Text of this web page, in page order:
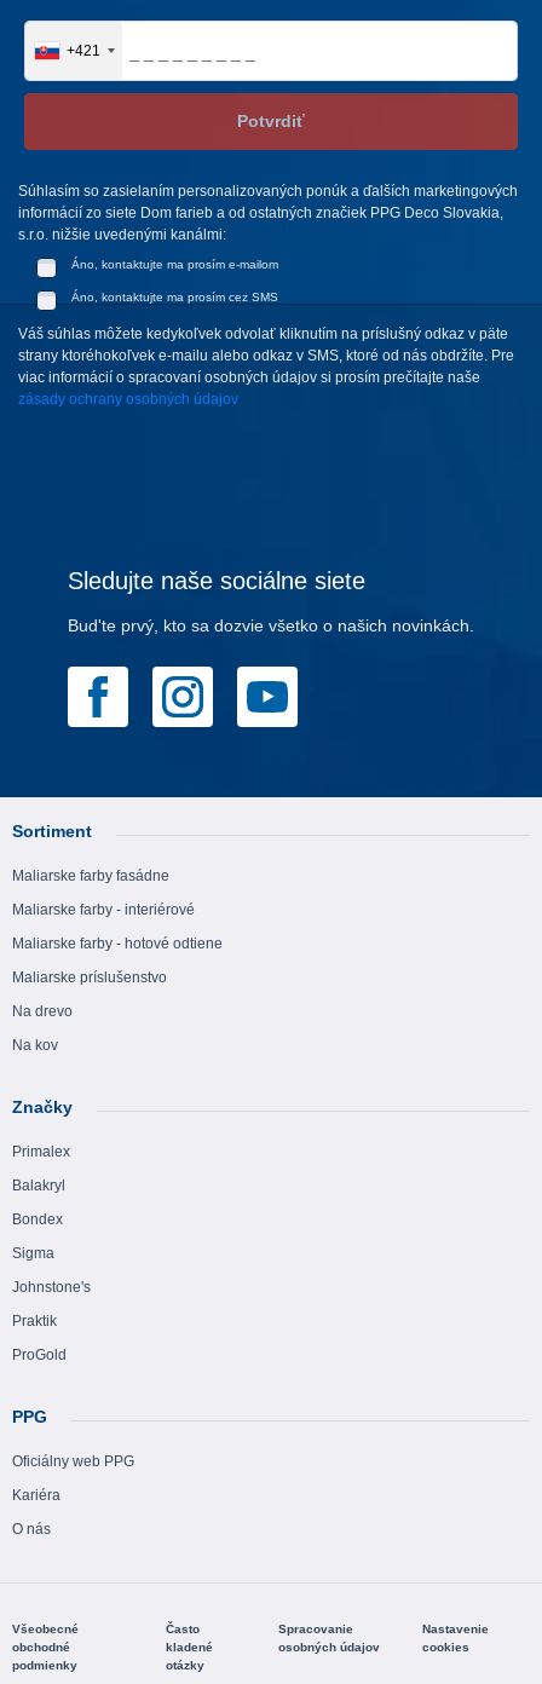
+421
Potvrdiť
Súhlasím so zasielaním personalizovaných ponúk a ďalších marketingových
informácií zo siete Dom farieb a od ostatných značiek PPG Deco Slovakia,
s.r.o. nižšie uvedenými kanálmi:
Áno, kontaktujte ma prosím e-mailom
Áno, kontaktujte ma prosím cez SMS
Váš súhlas môžete kedykoľvek odvolať kliknutím na príslušný odkaz v päte
strany ktoréhokoľvek e-mailu alebo odkaz v SMS, ktoré od nás obdržíte. Pre
viac informácií o spracovaní osobných údajov si prosím prečítajte naše
zásady ochrany osobných údajov
Sledujte naše sociálne siete
Bud'te prvý, kto sa dozvie všetko o našich novinkách.
Sortiment
Maliarske farby fasádne
Maliarske farby - interiérové
Maliarske farby - hotové odtiene
Maliarske príslušenstvo
Na drevo
Na kov
Značky
Primalex
Balakryl
Bondex
Sigma
Johnstone's
Praktik
ProGold
PPG
Oficiálny web PPG
Kariéra
O nás
Všeobecné
obchodné
podmienky
Často
kladené
otázky
Spracovanie
osobných údajov
Nastavenie
cookies